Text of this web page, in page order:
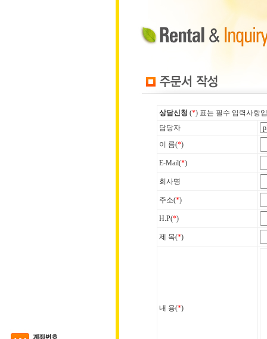
상담신청 (*) 표는 필수 입력사항
담당자
이 름(*)
E-Mail(*)
회사명
주소(*)
H.P(*)
제 목(*)
내 용(*)